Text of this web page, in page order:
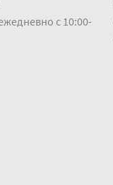
с 10:00-